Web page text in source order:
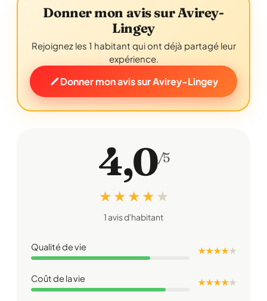
Donner mon avis sur Avirey-
Lingey
Rejoignez les 1 habitant qui ont déjà partagé leur
expérience.
Donner mon avis sur Avirey-Lingey
4,0/5
★ ★ ★ ★ ★
1 avis d'habitant
Qualité de vie ★ ★ ★ ★★
Coût de la vie ★ ★ ★ ★★